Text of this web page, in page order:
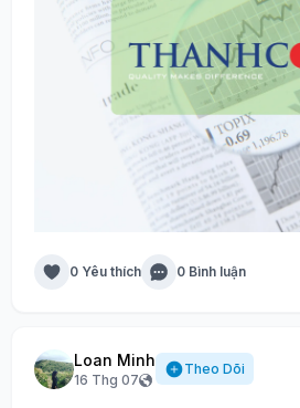
0 Yêu thích 0 Bình luận
Loan Minh
16 Thg 07
Theo Dõi